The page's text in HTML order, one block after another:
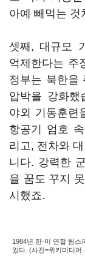
아예 빼먹는 것
셋째, 대규모
억제한다는 주
정부는 북한을
압박을 강화했
야외 기동훈련
항공기 엄호
리고, 전차와
니다. 강력한
을 꿈도 꾸지
시했죠.
1984년 한·미 연합 팀
있다. (사진=위키미디어